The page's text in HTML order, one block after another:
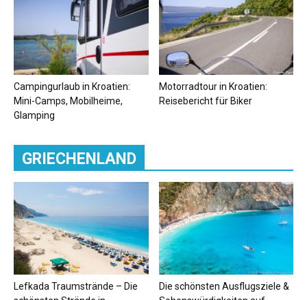
Campingurlaub in Kroatien:
Mini-Camps, Mobilheime,
Glamping
Motorradtour in Kroatien:
Reisebericht für Biker
GRIECHENLAND
Lefkada Traumstrände – Die
Die schönsten Ausflugsziele &